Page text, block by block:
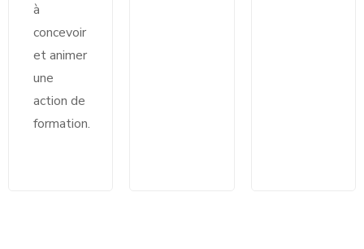
à
concevoir
et animer
une
action de
formation.